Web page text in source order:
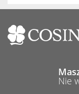
Nie